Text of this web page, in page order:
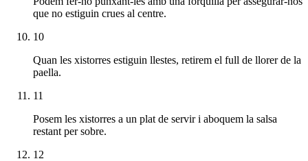
que no estiguin crues al centre.
10
Quan les xistorres estiguin llestes, retirem el full de llorer de la
paella.
11
Posem les xistorres a un plat de servir i aboquem la salsa
restant per sobre.
12